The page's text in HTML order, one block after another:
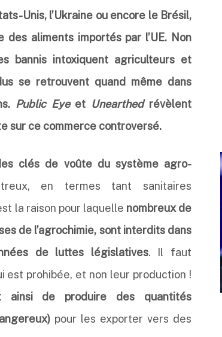
Unis, l’Ukraine ou encore le Brésil,
des aliments importés par l’UE. Non
bannis intoxiquent agriculteurs et
se retrouvent quand même dans
Public Eyeet Unearthedrévèlent
sur ce commerce controversé.
clés de voûte du système agro-
en termes tant sanitaires
la raison pour laquelle nombreux de
de l’agrochimie, sont interdits dans
de luttes législatives. Il faut
est prohibée, et non leur production !
ainsi de produire des quantités
pour les exporter vers des